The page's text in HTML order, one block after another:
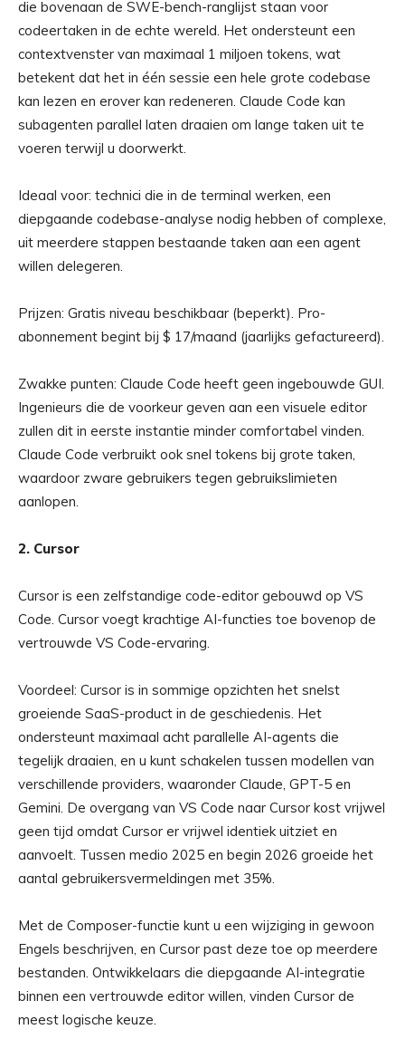
die bovenaan de SWE-bench-ranglijst staan ​​voor
codeertaken in de echte wereld. Het ondersteunt een
contextvenster van maximaal 1 miljoen tokens, wat
betekent dat het in één sessie een hele grote codebase
kan lezen en erover kan redeneren. Claude Code kan
subagenten parallel laten draaien om lange taken uit te
voeren terwijl u doorwerkt.
Ideaal voor: technici die in de terminal werken, een
diepgaande codebase-analyse nodig hebben of complexe,
uit meerdere stappen bestaande taken aan een agent
willen delegeren.
Prijzen: Gratis niveau beschikbaar (beperkt). Pro-
abonnement begint bij $ 17/maand (jaarlijks gefactureerd).
Zwakke punten: Claude Code heeft geen ingebouwde GUI.
Ingenieurs die de voorkeur geven aan een visuele editor
zullen dit in eerste instantie minder comfortabel vinden.
Claude Code verbruikt ook snel tokens bij grote taken,
waardoor zware gebruikers tegen gebruikslimieten
aanlopen.
2. Cursor
Cursor is een zelfstandige code-editor gebouwd op VS
Code. Cursor voegt krachtige AI-functies toe bovenop de
vertrouwde VS Code-ervaring.
Voordeel: Cursor is in sommige opzichten het snelst
groeiende SaaS-product in de geschiedenis. Het
ondersteunt maximaal acht parallelle AI-agents die
tegelijk draaien, en u kunt schakelen tussen modellen van
verschillende providers, waaronder Claude, GPT-5 en
Gemini. De overgang van VS Code naar Cursor kost vrijwel
geen tijd omdat Cursor er vrijwel identiek uitziet en
aanvoelt. Tussen medio 2025 en begin 2026 groeide het
aantal gebruikersvermeldingen met 35%.
Met de Composer-functie kunt u een wijziging in gewoon
Engels beschrijven, en Cursor past deze toe op meerdere
bestanden. Ontwikkelaars die diepgaande AI-integratie
binnen een vertrouwde editor willen, vinden Cursor de
meest logische keuze.